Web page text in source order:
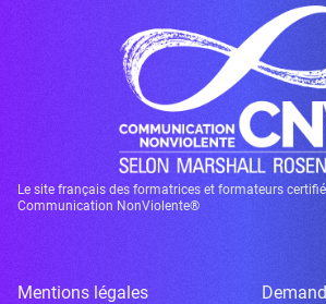
Le site français des formatrices et formateurs
Communication NonViolente®
Mentions légales